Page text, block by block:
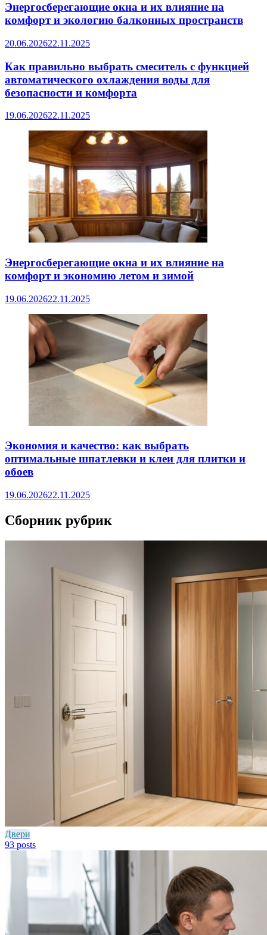
Энергосберегающие окна и их влияние на
комфорт и экологию балконных пространств
20.06.202622.11.2025
Как правильно выбрать смеситель с функцией
автоматического охлаждения воды для
безопасности и комфорта
19.06.202622.11.2025
Энергосберегающие окна и их влияние на
комфорт и экономию летом и зимой
19.06.202622.11.2025
Экономия и качество: как выбрать
оптимальные шпатлевки и клеи для плитки и
обоев
19.06.202622.11.2025
Сборник рубрик
Двери
93 posts